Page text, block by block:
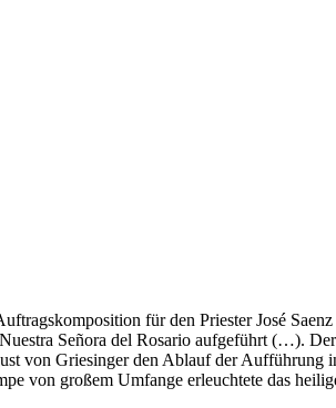
für den Priester José
Señora del Rosario aufgeführt (…).
von Griesinger den Ablauf der
von großem Umfange erleuchtete das